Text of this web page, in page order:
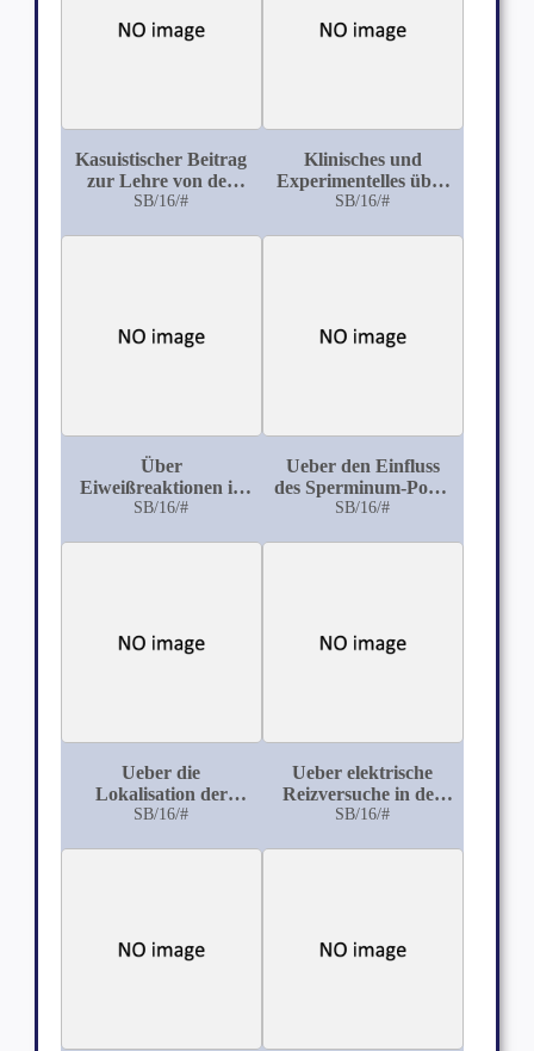
Kasuistischer Beitrag
zur Lehre von der
syphilitischen
SB/16/#
Klinisches und
Experimentelles über
die
SB/16/#
Über
Eiweißreaktionen in
der
SB/16/#
Ueber den Einfluss
des Sperminum-Poehl
auf den
SB/16/#
Ueber die
Lokalisation der
Tuberkulose im
SB/16/#
Ueber elektrische
Reizversuche in der
Rumpf- und
SB/16/#